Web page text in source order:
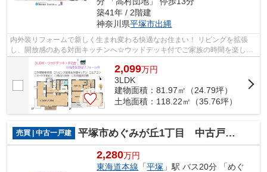
築41年 / 2階建
神奈川県平塚市出縄
内外装リフォームで新しく生まれ変わる快適なお住まい！ リビングを拡張
し、開放感のある対面キッチンへ☆ウッドデッキ付でご家族の時間を楽しめ
る一邸です。閑静な住宅街で陽当り・通...
2,099万円
3LDK
建物面積：81.97㎡（24.79坪）
土地面積：118.22㎡（35.76坪）
売買 | 中古一戸建 平塚市めぐみが丘1丁目 中古戸建 62.11坪
2,280万円
東海道本線 「平塚 」駅 バス20分 「めぐ